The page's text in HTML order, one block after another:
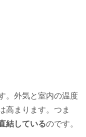
。外気と室内の温度
高まります。つま
結しているのです。